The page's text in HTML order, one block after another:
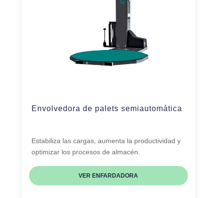
Envolvedora de palets semiautomática
Estabiliza las cargas, aumenta la productividad y
optimizar los procesos de almacén.
VER ENFARDADORA